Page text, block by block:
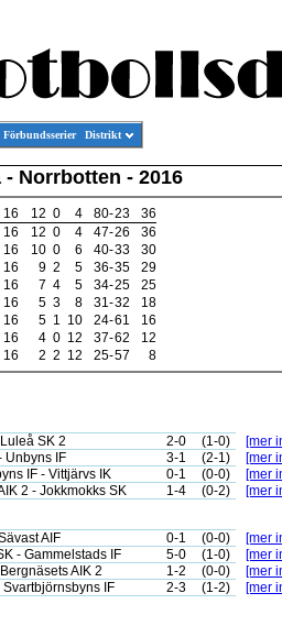
Förbundsserier Distrikt
Norrbotten - 2016
16 12 0 4 80-23
36
16 12 0 4 47-26
36
16 10 0 6 40-33
30
16 9 2 5 36-35
29
16 7 4 5 34-25
25
16 5 3 8 31-32
18
16 5 1 10 24-61
16
16 4 0 12 37-62
12
16 2 2 12 25-57 8
SK 2 2-0 (1-0)
[mer
Unbyns IF 3-1 (2-1)
[mer
IF - Vittjärvs IK 0-1 (0-0)
[mer
2 - Jokkmokks SK 1-4 (0-2) [mer
AIF 0-1 (0-0)
[mer
- Gammelstads IF 5-0 (1-0)
[mer
AIK 2 1-2 (0-0)
[mer
Svartbjörnsbyns IF 2-3 (1-2) [mer